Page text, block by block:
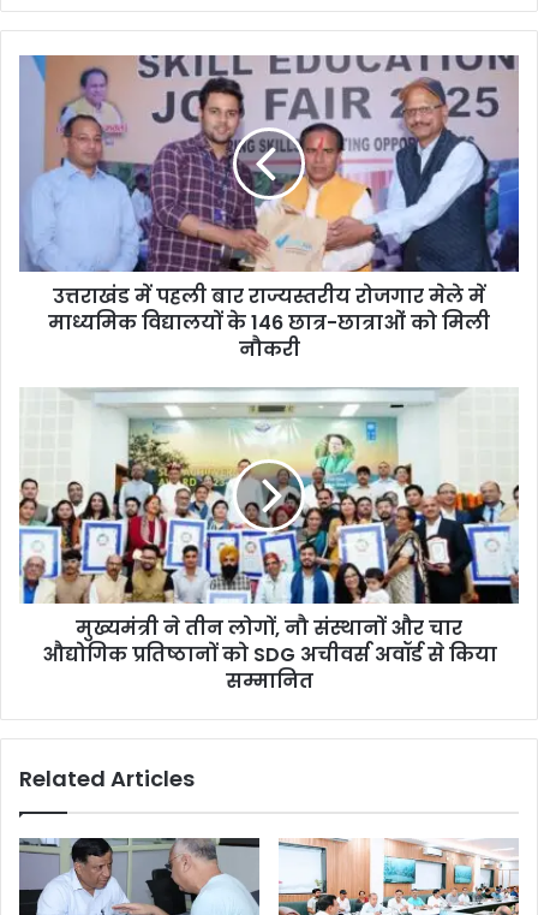
उत्तराखंड में पहली बार राज्यस्तरीय रोजगार मेले में
माध्यमिक विद्यालयों के 146 छात्र-छात्राओं को मिली
नौकरी
मुख्यमंत्री ने तीन लोगों, नौ संस्थानों और चार
औद्योगिक प्रतिष्ठानों को SDG अचीवर्स अवॉर्ड से किया
सम्मानित
Related Articles